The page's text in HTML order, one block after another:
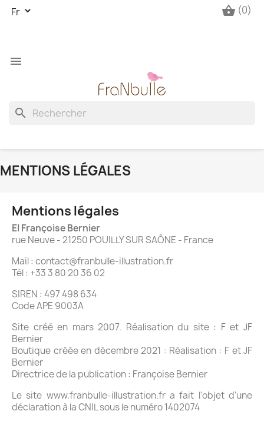
shopping_basket (0)
menu
search
MENTIONS LÉGALES
Mentions légales
EI Françoise Bernier
rue Neuve - 21250 POUILLY SUR SAÔNE - France
Mail : contact@franbulle-illustration.fr
Tél : +33 3 80 20 36 02
SIREN : 497 498 634
Code APE 9003A
Site créé en mars 2007. Réalisation du site : F et JF
Bernier
Boutique créée en décembre 2021 : Réalisation : F et JF
Bernier
Directrice de la publication : Françoise Bernier
Le site www.franbulle-illustration.fr a fait l'objet d'une
déclaration à la CNIL sous le numéro 1402074